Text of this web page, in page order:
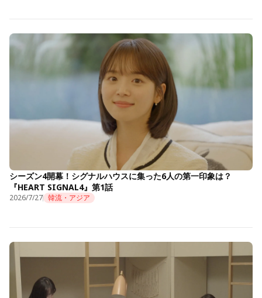
シーズン4開幕！シグナルハウスに集った6人の第一印象は？
『HEART SIGNAL4』第1話
2026/7/27 韓流・アジア